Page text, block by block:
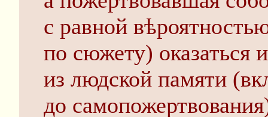
с равной
по сюжету) оказаться
из людской памяти
до